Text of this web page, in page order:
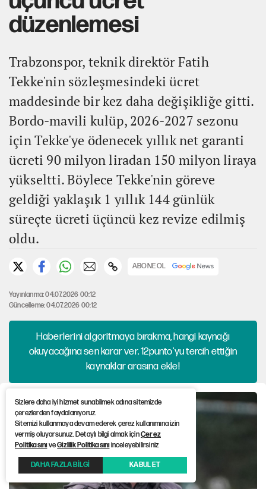
düzenlemesi
Trabzonspor, teknik direktör Fatih
Tekke'nin sözleşmesindeki ücret
maddesinde bir kez daha değişikliğe gitti.
Bordo-mavili kulüp, 2026-2027 sezonu
için Tekke'ye ödenecek yıllık net garanti
ücreti 90 milyon liradan 150 milyon liraya
yükseltti. Böylece Tekke'nin göreve
geldiği yaklaşık 1 yıllık 144 günlük
süreçte ücreti üçüncü kez revize edilmiş
oldu.
ABONE OL
Yayınlanma: 04.07.2026 00:12
Güncelleme: 04.07.2026 00:12
Haberlerini algoritmaya bırakma, hangi kaynağı
okuyacağına sen karar ver. 12punto'yu tercih ettiğin
kaynaklar arasına ekle!
Sizlere daha iyi hizmet sunabilmek adına sitemizde
çerezlerden faydalanıyoruz.
Sitemizi kullanmaya devam ederek çerez kullanımına izin
vermiş oluyorsunuz. Detaylı bilgi almak içinÇerez
PolitikasınıveGizlilik Politikasınıinceleyebilirsiniz
DAHA FAZLA BİLGİ KABUL ET